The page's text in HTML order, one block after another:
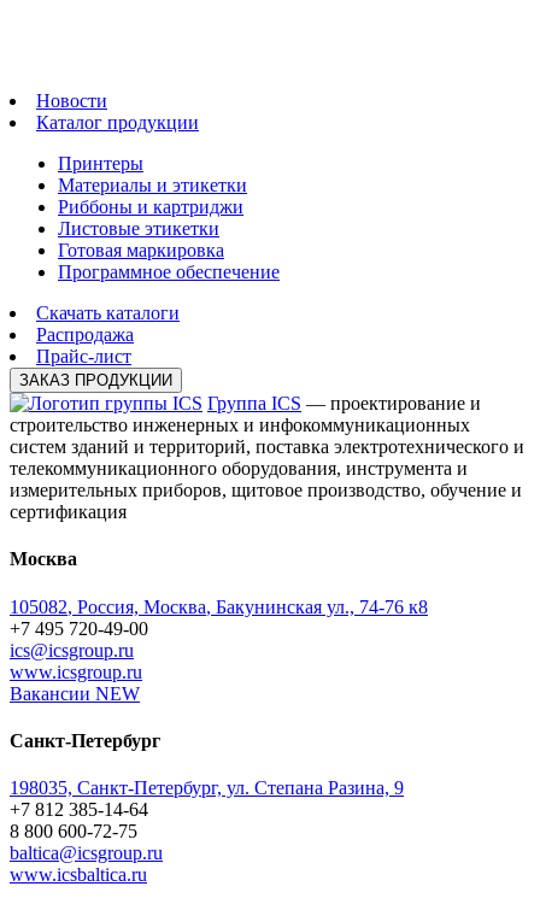
Новости
Каталог продукции
Принтеры
Материалы и этикетки
Риббоны и картриджи
Листовые этикетки
Готовая маркировка
Программное обеспечение
Скачать каталоги
Распродажа
Прайс-лист
ЗАКАЗ ПРОДУКЦИИ
Группа ICS — проектирование и
строительство инженерных и инфокоммуникационных
систем зданий и территорий, поставка электротехнического и
телекоммуникационного оборудования, инструмента и
измерительных приборов, щитовое производство, обучение и
сертификация
Москва
105082, Россия, Москва, Бакунинская ул., 74-76 к8
+7 495 720-49-00
ics@icsgroup.ru
www.icsgroup.ru
Вакансии NEW
Санкт-Петербург
198035, Санкт-Петербург, ул. Степана Разина, 9
+7 812 385-14-64
8 800 600-72-75
baltica@icsgroup.ru
www.icsbaltica.ru